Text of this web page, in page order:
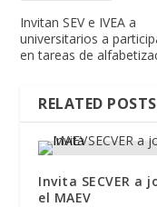
Invitan SEV e IVEA a
universitarios a
en tareas de
RELATED POSTS
Invita SECVER
el MAEV